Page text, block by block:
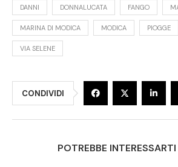
DANNI DONNALUCATA FANGO
MARINA DI MODICA MODICA PIOGGE
VIA SELENE
CONDIVIDI
POTREBBE